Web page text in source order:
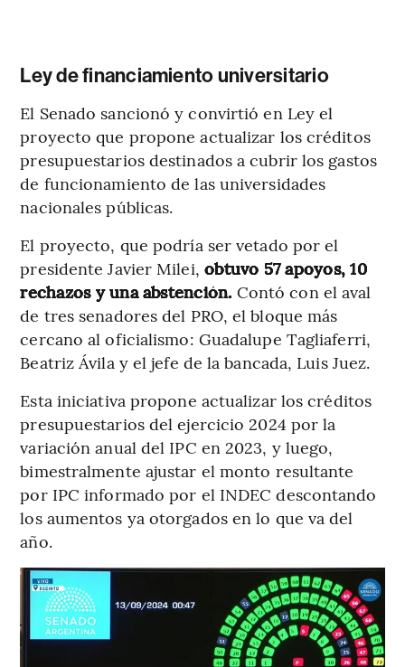
Ley de financiamiento universitario
El Senado sancionó y convirtió en Ley el
proyecto que propone actualizar los créditos
presupuestarios destinados a cubrir los gastos
de funcionamiento de las universidades
nacionales públicas.
El proyecto, que podría ser vetado por el
presidente Javier Milei, obtuvo 57 apoyos, 10
rechazos y una abstención. Contó con el aval
de tres senadores del PRO, el bloque más
cercano al oficialismo: Guadalupe Tagliaferri,
Beatriz Ávila y el jefe de la bancada, Luis Juez.
Esta iniciativa propone actualizar los créditos
presupuestarios del ejercicio 2024 por la
variación anual del IPC en 2023, y luego,
bimestralmente ajustar el monto resultante
por IPC informado por el INDEC descontando
los aumentos ya otorgados en lo que va del
año.